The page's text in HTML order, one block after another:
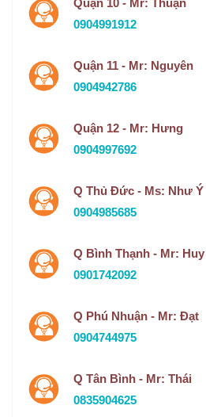
0904991912
Quận 11 - Mr: Nguyên
0904942786
Quận 12 - Mr: Hưng
0904997692
Q Thủ Đức - Ms: Như Ý
0904985685
Q Bình Thạnh - Mr: Huy
0901742092
Q Phú Nhuận - Mr: Đạt
0904744975
Q Tân Bình - Mr: Thái
0835904625